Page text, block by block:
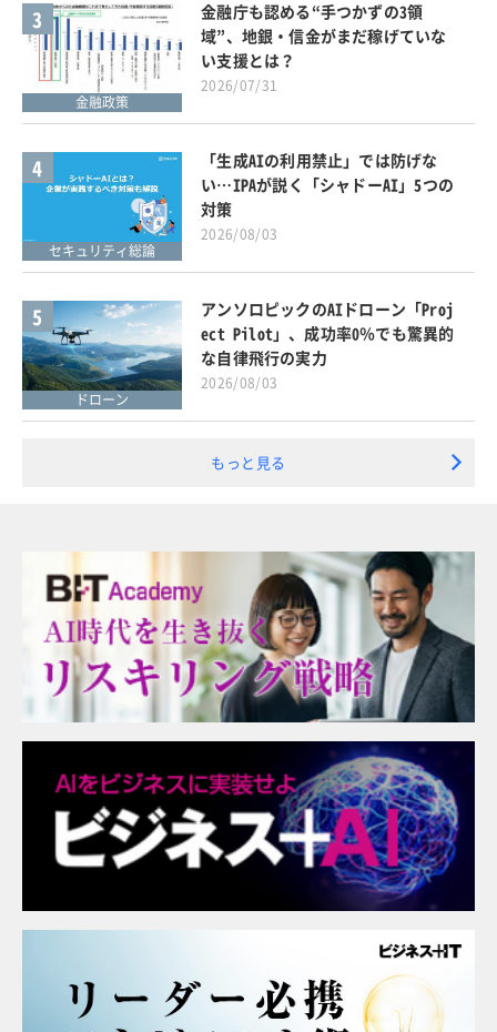
3
金融政策
金融庁も認める“手つかずの3領
域”、地銀・信金がまだ稼げていな
い支援とは？
2026/07/31
4
セキュリティ総論
「生成AIの利用禁止」では防げな
い…IPAが説く「シャドーAI」5つの
対策
2026/08/03
5
ドローン
アンソロピックのAIドローン「Proj
ect Pilot」、成功率0％でも驚異的
な自律飛行の実力
2026/08/03
もっと見る